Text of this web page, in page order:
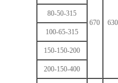
670 630
80-50-315
100-65-315
150-150-200
200-150-400